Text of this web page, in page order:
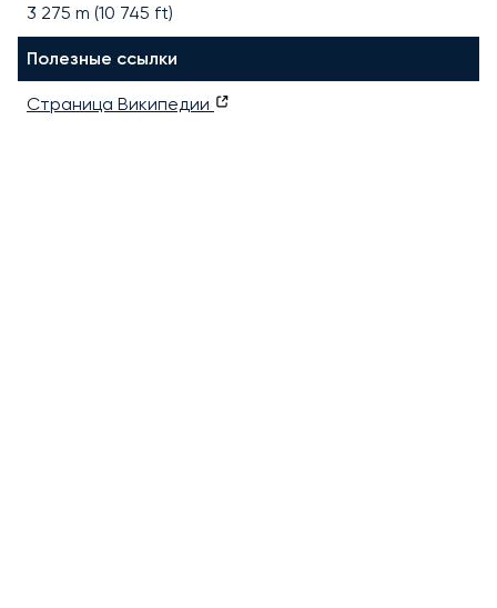
3 275 m (10 745 ft)
Полезные ссылки
Страница Википедии